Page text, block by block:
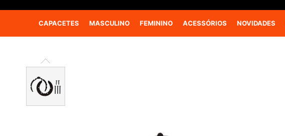
CAPACETES MASCULINO FEMININO ACESSÓRIOS NOVIDADES